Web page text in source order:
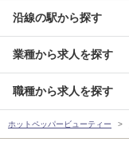
沿線の駅から探す
業種から求人を探す
職種から求人を探す
ホットペッパービューティー